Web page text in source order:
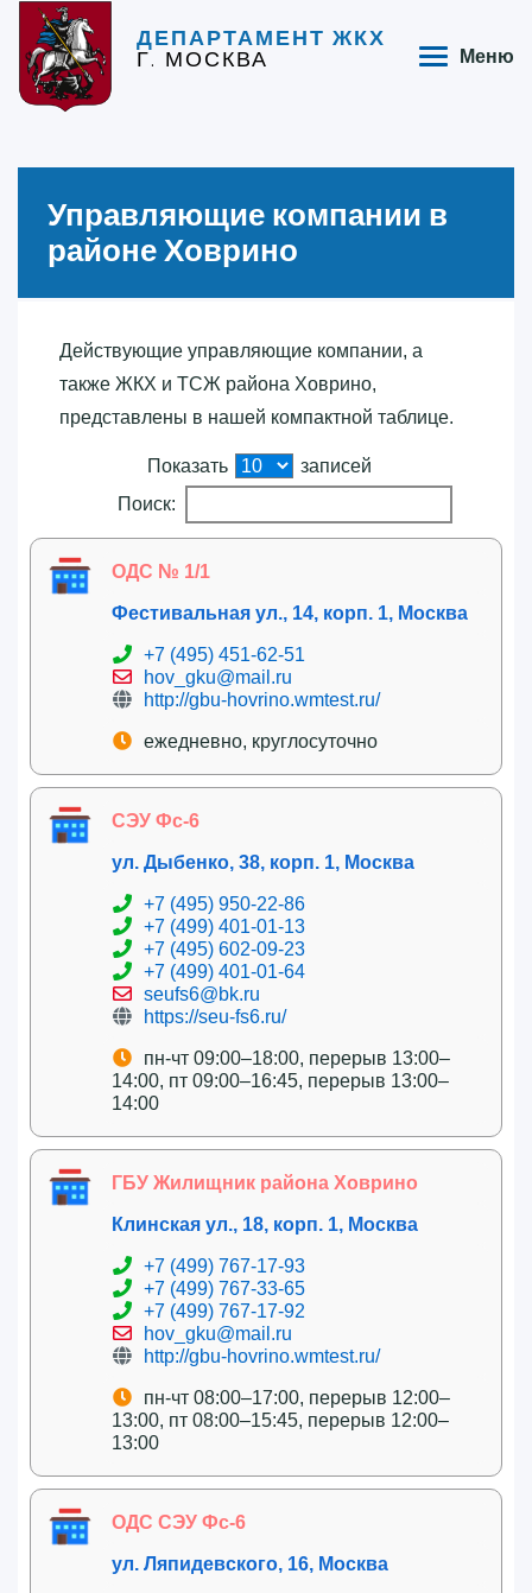
ДЕПАРТАМЕНТ ЖКХ
Г. МОСКВА Меню
Управляющие компании в
районе Ховрино
Действующие управляющие компании, а
также ЖКХ и ТСЖ района Ховрино,
представлены в нашей компактной таблице.
Показать
записей
Поиск:
ОДС № 1/1
Фестивальная ул., 14, корп. 1, Москва
+7 (495) 451-62-51
hov_gku@mail.ru
http://gbu-hovrino.wmtest.ru/
ежедневно, круглосуточно
СЭУ Фс-6
ул. Дыбенко, 38, корп. 1, Москва
+7 (495) 950-22-86
+7 (499) 401-01-13
+7 (495) 602-09-23
+7 (499) 401-01-64
seufs6@bk.ru
https://seu-fs6.ru/
пн-чт 09:00–18:00, перерыв 13:00–
14:00, пт 09:00–16:45, перерыв 13:00–
14:00
ГБУ Жилищник района Ховрино
Клинская ул., 18, корп. 1, Москва
+7 (499) 767-17-93
+7 (499) 767-33-65
+7 (499) 767-17-92
hov_gku@mail.ru
http://gbu-hovrino.wmtest.ru/
пн-чт 08:00–17:00, перерыв 12:00–
13:00, пт 08:00–15:45, перерыв 12:00–
13:00
ОДС СЭУ Фс-6
ул. Ляпидевского, 16, Москва